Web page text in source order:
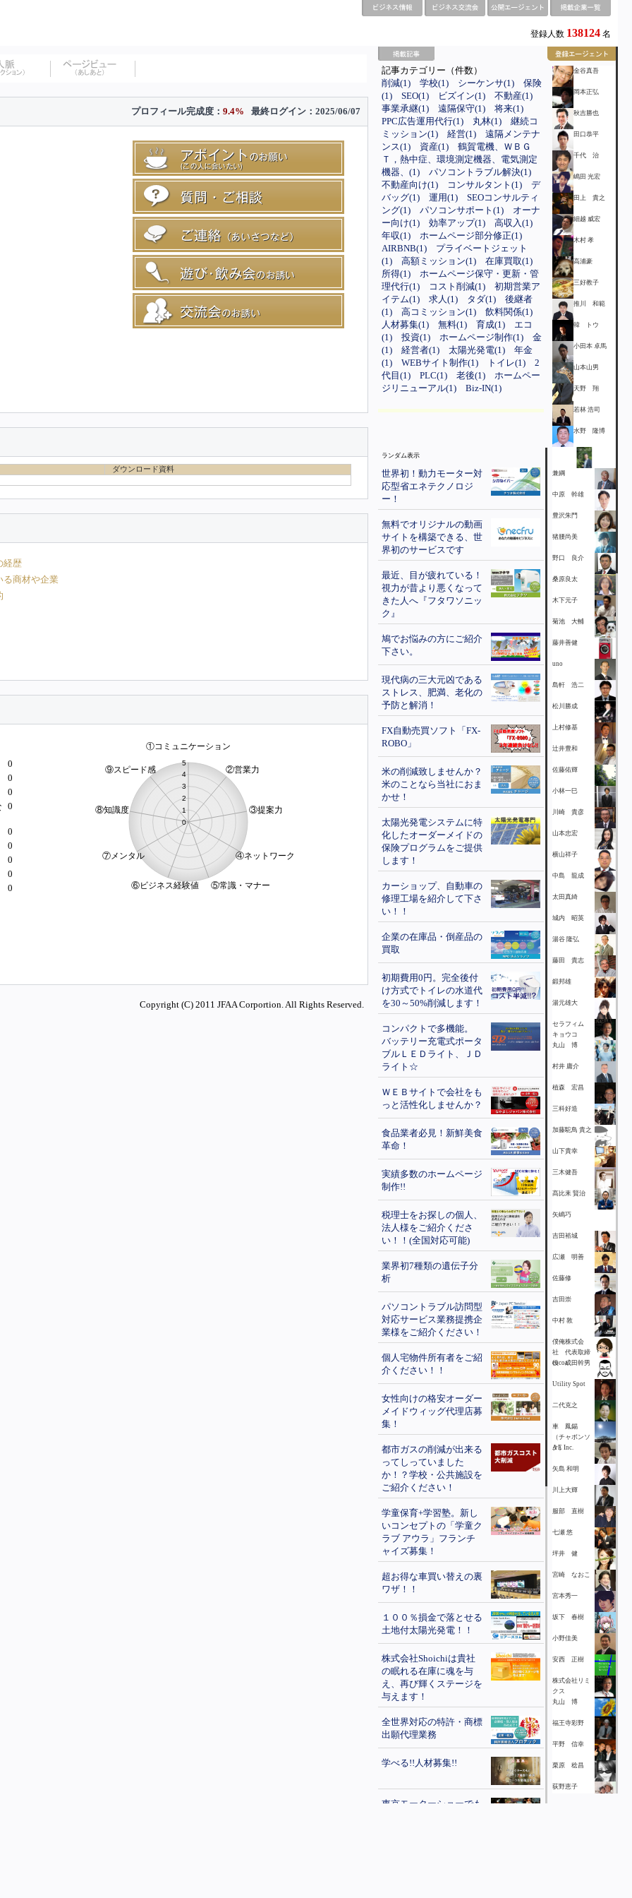
登録人数 138124 名
最終ログイン： 2025/06/07
プロフィール完成度： 9.4%
ダウンロード資料
経歴
る商材や企業
0
0
0
0
0
0
0
0
0
Copyright (C) 2011 JFAA Corportion. All Rights Reserved.
記事カテゴリー（件数）
削減(1)
学校(1) シーケンサ(1)
保険
(1)
SEO(1) ビズイン(1)
不動産(1)
事業承継(1)
遠隔保守(1)
将来(1)
PPC広告運用代行(1)
丸林(1)
継続コ
ミッション(1)
経営(1)
遠隔メンテナ
ンス(1)
資産(1)
鶴賀電機、ＷＢＧ
Ｔ，熱中症、環境測定機器、電気測定
機器、(1)
パソコントラブル解決(1)
不動産向け(1)
コンサルタント(1)
デ
バッグ(1)
運用(1)
SEOコンサルティ
ング(1)
パソコンサポート(1)
オーナ
ー向け(1)
効率アップ(1)
高収入(1)
年収(1)
ホームページ部分修正(1)
AIRBNB(1)
プライベートジェット
(1)
高額ミッション(1)
在庫買取(1)
所得(1)
ホームページ保守・更新・管
理代行(1)
コスト削減(1)
初期営業ア
イテム(1)
求人(1) タダ(1)
後継者
(1)
高コミッション(1)
飲料関係(1)
人材募集(1)
無料(1) 育成(1)
エコ
(1)
投資(1) ホームページ制作(1)
金
(1)
経営者(1) 太陽光発電(1)
年金
(1)
WEBサイト制作(1) トイレ(1)
2
代目(1)
PLC(1) 老後(1)
ホームペー
ジリニューアル(1)
Biz-IN(1)
ランダム表示
世界初！動力モーター対
応型省エネテクノロジ
ー！
無料でオリジナルの動画
サイトを構築できる、世
界初のサービスです
最近、目が疲れている！
視力が昔より悪くなって
きた人へ『フタワソニッ
ク』
鳩でお悩みの方にご紹介
下さい。
現代病の三大元凶である
ストレス、肥満、老化の
予防と解消！
FX自動売買ソフト「FX-
ROBO」
米の削減致しませんか？
米のことなら当社におま
かせ！
太陽光発電システムに特
化したオーダーメイドの
保険プログラムをご提供
します！
カーショップ、自動車の
修理工場を紹介して下さ
い！！
企業の在庫品・倒産品の
買取
初期費用0円。完全後付
け方式でトイレの水道代
を30～50%削減します！
コンパクトで多機能。
バッテリー充電式ポータ
ブルＬＥＤライト、ＪＤ
ライト☆
ＷＥＢサイトで会社をも
っと活性化しませんか？
食品業者必見！新鮮美食
革命！
実績多数のホームページ
制作!!
税理士をお探しの個人、
法人様をご紹介くださ
い！！(全国対応可能)
業界初7種類の遺伝子分
析
パソコントラブル訪問型
対応サービス業務提携企
業様をご紹介ください！
個人宅物件所有者をご紹
介ください！！
女性向けの格安オーダー
メイドウィッグ代理店募
集！
都市ガスの削減が出来る
ってしっていました
か！？学校・公共施設を
ご紹介ください！
学童保育+学習塾。新し
いコンセプトの「学童ク
ラブ アウラ」フランチ
ャイズ募集！
超お得な車買い替えの裏
ワザ！！
１００％損金で落とせる
土地付太陽光発電！！
株式会社Shoichiは貴社
の眠れる在庫に魂を与
え、再び輝くステージを
与えます！
全世界対応の特許・商標
出願代理業務
学べる!!人材募集!!
東京モーターショーでも
金谷真吾
岡本正弘
秋吉勝也
田口恭平
千代 治
嶋田 光宏
田上 貴之
細越 威宏
木村 孝
高浦豪
三好教子
推川 和範
韓 トウ
小田本 卓馬
山本山男
天野 翔
若林 浩司
水野 隆博
兼綱
中原 幹雄
豊沢朱門
猪腰尚美
野口 良介
桑原良太
木下元子
菊池 大輔
藤井善健
uno
島軒 浩二
松川勝成
上村修基
辻井豊和
佐藤佑輝
小林一巳
川崎 貴彦
山本忠宏
横山祥子
中島 龍成
太田真綺
城内 昭英
湯谷 隆弘
藤田 貴志
鍛邦雄
湯元雄大
セラフィム
キョウコ
丸山 博
村井 庸介
植森 宏昌
三科好造
加藤駝鳥 貴之
山下貴幸
三木健吾
髙比耒 賢治
矢嶋巧
吉田裕城
広瀬 明善
佐藤修
吉田崇
中村 敦
僕俺株式会
社 代表取締
役 成田幹男
cocoa
Utility Spot
二代克之
車 鳳錫
（チャボンソ
ク）
A E Inc.
矢島 和明
川上大輝
服部 直樹
七瀬 悠
坪井 健
宮崎 なおこ
宮本秀一
坂下 春樹
小野佳美
安西 正樹
株式会社リミ
クス
丸山 博
福王寺彩野
平野 信幸
栗原 稔昌
荻野恵子